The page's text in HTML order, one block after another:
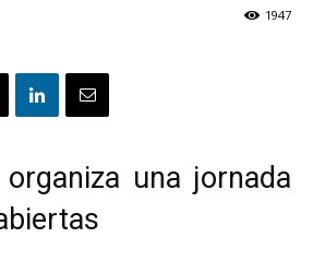
1947
organiza una jornada